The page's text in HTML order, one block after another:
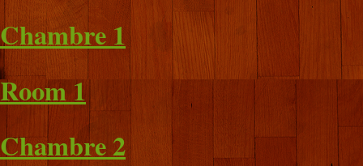
Chambre 1
Room 1
Chambre 2